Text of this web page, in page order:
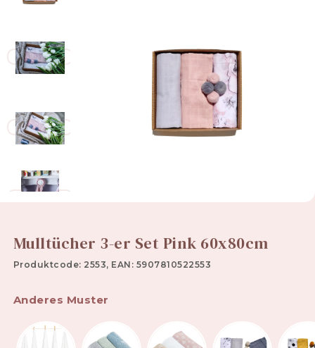
Mulltücher 3-er Set Pink 60x80cm
Produktcode: 2553, EAN: 5907810522553
Anderes Muster